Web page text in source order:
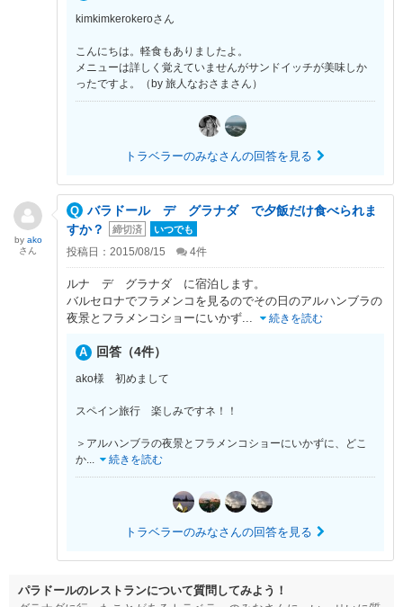
kimkimkerokeroさん
こんにちは。軽食もありましたよ。
メニューは詳しく覚えていませんがサンドイッチが美味しか
ったですよ。（by 旅人なおさまさん）
トラベラーのみなさんの回答を見る
バラドール デ グラナダ で夕飯だけ食べられま
すか？
締切済 いつでも
投稿日：2015/08/15 4件
ルナ デ グラナダ に宿泊します。
バルセロナでフラメンコを見るのでその日のアルハンブラの
夜景とフラメンコショーにいかず... 続きを読む
回答（4件）
ako様 初めまして
スペイン旅行 楽しみですネ！！
＞アルハンブラの夜景とフラメンコショーにいかずに、どこ
か... 続きを読む
トラベラーのみなさんの回答を見る
by ako
さん
パラドールのレストランについて質問してみよう！